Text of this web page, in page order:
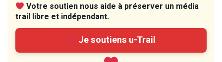
Votre soutien nous aide à préserver un média
trail libre et indépendant.
Je soutiens u-Trail